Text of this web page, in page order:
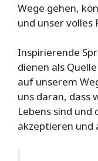
Wege gehen,
und unser
Inspirierende
dienen als
auf unserem
uns daran, dass
Lebens sind und
akzeptieren und